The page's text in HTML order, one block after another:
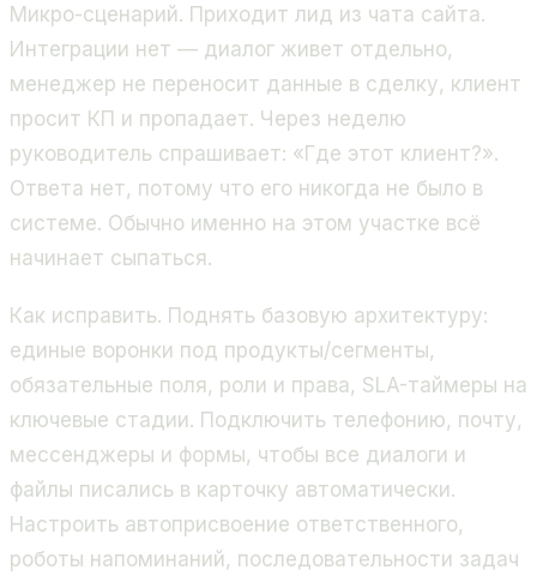
Микро-сценарий. Приходит лид из чата сайта.
Интеграции нет — диалог живет отдельно,
менеджер не переносит данные в сделку, клиент
просит КП и пропадает. Через неделю
руководитель спрашивает: «Где этот клиент?».
Ответа нет, потому что его никогда не было в
системе. Обычно именно на этом участке всё
начинает сыпаться.
Как исправить. Поднять базовую архитектуру:
единые воронки под продукты/сегменты,
обязательные поля, роли и права, SLA-таймеры на
ключевые стадии. Подключить телефонию, почту,
мессенджеры и формы, чтобы все диалоги и
файлы писались в карточку автоматически.
Настроить автоприсвоение ответственного,
роботы напоминаний, последовательности задач